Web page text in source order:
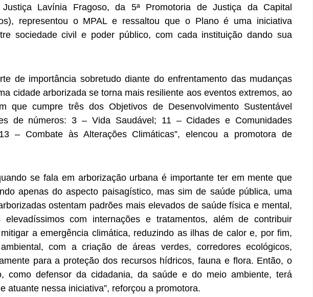
Lavínia Fragoso, da 5ª Promotoria de Justiça da Capital
representou o MPAL e ressaltou que o Plano é uma iniciativa
sociedade civil e poder público, com cada instituição dando sua
de importância sobretudo diante do enfrentamento das mudanças
cidade arborizada se torna mais resiliente aos eventos extremos, ao
que cumpre três dos Objetivos de Desenvolvimento Sustentável
de números: 3 – Vida Saudável; 11 – Cidades e Comunidades
– Combate às Alterações Climáticas”, elencou a promotora de
se fala em arborização urbana é importante ter em mente que
apenas do aspecto paisagístico, mas sim de saúde pública, uma
ostentam padrões mais elevados de saúde física e mental,
elevadíssimos com internações e tratamentos, além de contribuir
a emergência climática, reduzindo as ilhas de calor e, por fim,
com a criação de áreas verdes, corredores ecológicos,
para a proteção dos recursos hídricos, fauna e flora. Então, o
como defensor da cidadania, da saúde e do meio ambiente, terá
atuante nessa iniciativa”, reforçou a promotora.